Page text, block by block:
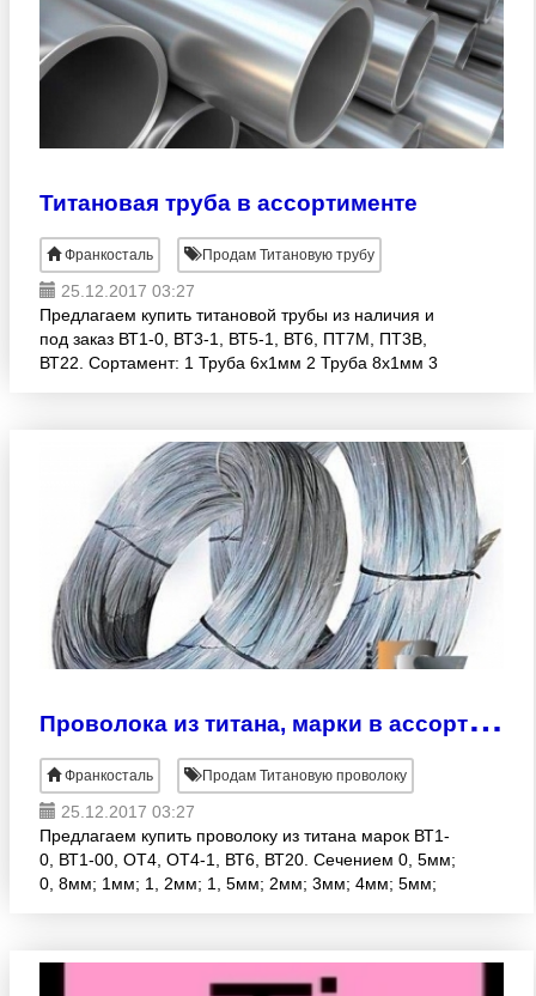
Титановая труба в ассортименте
Франкосталь Продам Титановую трубу
25.12.2017 03:27
Предлагаем купить титановой трубы из наличия и
под заказ ВТ1-0, ВТ3-1, ВТ5-1, ВТ6, ПТ7М, ПТ3В,
ВТ22. Сортамент: 1 Труба 6x1мм 2 Труба 8x1мм 3
П
роволока из титана, марки в ассортименте
Франкосталь Продам Титановую проволоку
25.12.2017 03:27
Предлагаем купить проволоку из титана марок ВТ1-
0, ВТ1-00, ОТ4, ОТ4-1, ВТ6, ВТ20. Сечением 0, 5мм;
0, 8мм; 1мм; 1, 2мм; 1, 5мм; 2мм; 3мм; 4мм; 5мм;